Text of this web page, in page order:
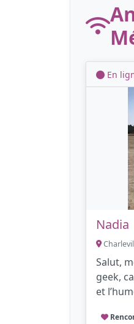
En
Nadia
Salut,
geek,
et